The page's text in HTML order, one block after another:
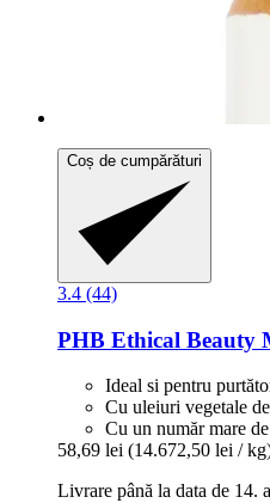
Coș de cumpărături
3.4 (44)
PHB Ethical Beauty
Ideal si pentru
Cu uleiuri vegetale
Cu un număr mare
58,69 lei (14.672,50 lei /
Livrare până la data de 14.